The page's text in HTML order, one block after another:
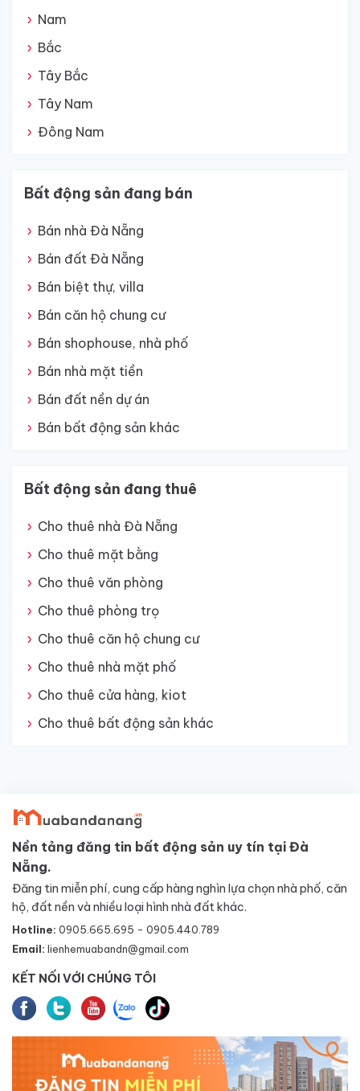
Nam
Bắc
Tây Bắc
Tây Nam
Đông Nam
Bất động sản đang bán
Bán nhà Đà Nẵng
Bán đất Đà Nẵng
Bán biệt thự, villa
Bán căn hộ chung cư
Bán shophouse, nhà phố
Bán nhà mặt tiền
Bán đất nền dự án
Bán bất động sản khác
Bất động sản đang thuê
Cho thuê nhà Đà Nẵng
Cho thuê mặt bằng
Cho thuê văn phòng
Cho thuê phòng trọ
Cho thuê căn hộ chung cư
Cho thuê nhà mặt phố
Cho thuê cửa hàng, kiot
Cho thuê bất động sản khác
Nền tảng đăng tin bất động sản uy tín tại Đà
Nẵng.
Đăng tin miễn phí, cung cấp hàng nghìn lựa chọn nhà phố, căn
hộ, đất nền và nhiều loại hình nhà đất khác.
Hotline: 0905.665.695 - 0905.440.789
Email: lienhemuabandn@gmail.com
KẾT NỐI VỚI CHÚNG TÔI